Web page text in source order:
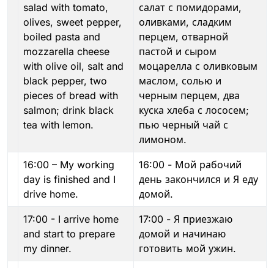
salad with tomato,
olives, sweet pepper,
boiled pasta and
mozzarella cheese
with olive oil, salt and
black pepper, two
pieces of bread with
salmon; drink black
tea with lemon.
салат с помидорами,
оливками, сладким
перцем, отварной
пастой и сыром
моцарелла с оливковым
маслом, солью и
черным перцем, два
куска хлеба с лососем;
пью черный чай с
лимоном.
16:00 – My working
day is finished and I
drive home.
16:00 - Мой рабочий
день закончился и Я еду
домой.
17:00 - I arrive home
and start to prepare
my dinner.
17:00 - Я приезжаю
домой и начинаю
готовить мой ужин.